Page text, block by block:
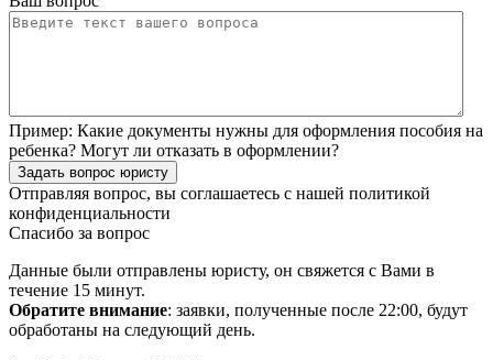
Пример: Какие документы нужны для оформления пособия на
ребенка? Могут ли отказать в оформлении?
Задать вопрос юристу
Отправляя вопрос, вы соглашаетесь с нашей политикой
конфиденциальности
Спасибо за вопрос
Данные были отправлены юристу, он свяжется с Вами в
течение 15 минут.
Обратите внимание: заявки, полученные после 22:00, будут
обработаны на следующий день.